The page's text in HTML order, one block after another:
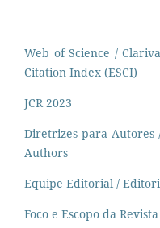
Web of Science /
Citation Index (ESCI)
JCR 2023
Diretrizes para
Authors
Equipe Editorial /
Foco e Escopo da